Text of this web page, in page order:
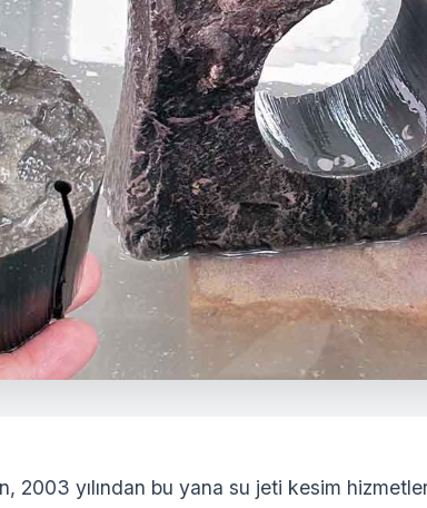
2003 yılından bu yana su jeti kesim